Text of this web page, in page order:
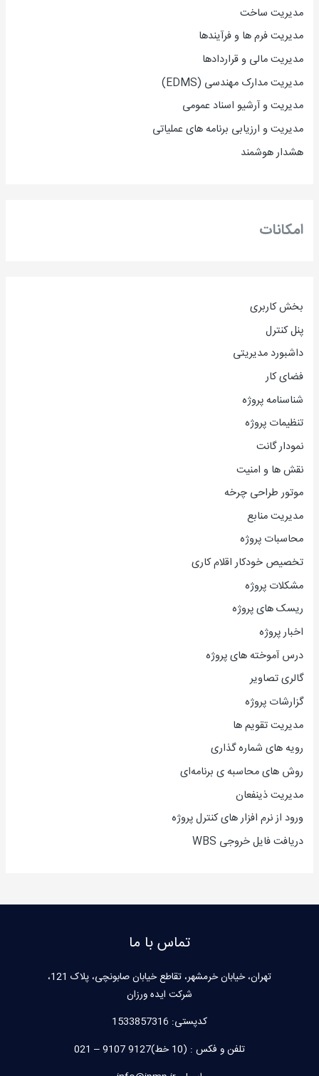
مدیریت ساخت
مدیریت فرم ها و فرآیندها
مدیریت مالی و قراردادها
مدیریت مدارک مهندسی (EDMS)
مدیریت و آرشیو اسناد عمومی
مدیریت و ارزیابی برنامه های عملیاتی
هشدار هوشمند
امکانات
بخش کاربری
پنل کنترل
داشبورد مدیریتی
فضای کار
شناسنامه پروژه
تنظیمات پروژه
نمودار گانت
نقش ها و امنیت
موتور طراحی چرخه
مدیریت منابع
محاسبات پروژه
تخصیص خودکار اقلام کاری
مشکلات پروژه
ریسک های پروژه
اخبار پروژه
درس آموخته های پروژه
گالری تصاویر
گزارشات پروژه
مدیریت تقویم ها
رویه های شماره گذاری
روش های محاسبه ی برنامه‌ای
مدیریت ذینفعان
ورود از نرم افزار های کنترل پروژه
دریافت فایل خروجی WBS
تماس با ما
تهران، خیابان خرمشهر، تقاطع خیابان صابونچی، پلاک 121،
شرکت ایده ورزان
کدپستی: 1533857316
تلفن و فکس : (10 خط)9127 9107 – 021